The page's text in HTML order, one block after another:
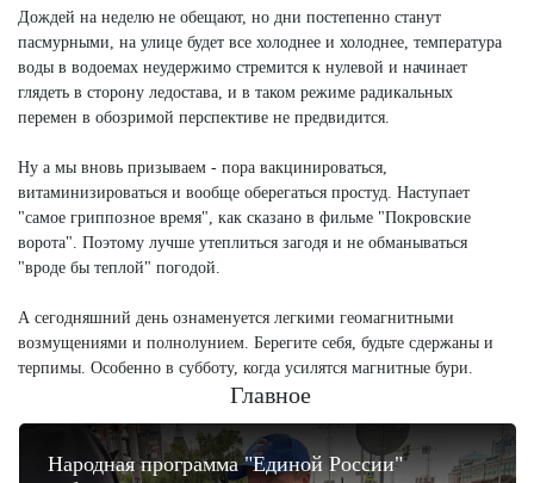
Дождей на неделю не обещают, но дни постепенно станут
пасмурными, на улице будет все холоднее и холоднее, температура
воды в водоемах неудержимо стремится к нулевой и начинает
глядеть в сторону ледостава, и в таком режиме радикальных
перемен в обозримой перспективе не предвидится.
Ну а мы вновь призываем - пора вакцинироваться,
витаминизироваться и вообще оберегаться простуд. Наступает
"самое гриппозное время", как сказано в фильме "Покровские
ворота". Поэтому лучше утеплиться загодя и не обманываться
"вроде бы теплой" погодой.
А сегодняшний день ознаменуется легкими геомагнитными
возмущениями и полнолунием. Берегите себя, будьте сдержаны и
терпимы. Особенно в субботу, когда усилятся магнитные бури.
Главное
Народная программа "Единой России"